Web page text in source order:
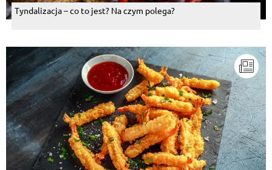
Tyndalizacja – co to jest? Na czym polega?